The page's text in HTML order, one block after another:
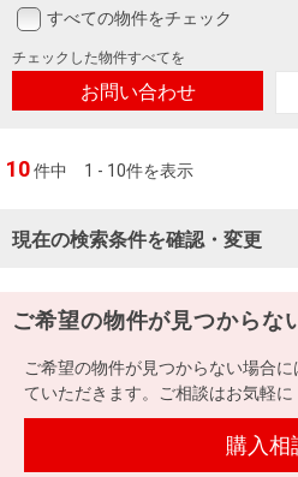
すべての物件をチェック
チェックした物件すべてを
お問い合わせ
10件中 1 - 10件を表示
現在の検索条件を確認・変更
ご希望の物件が見つからな
ご希望の物件が見つからない場合
ていただきます。ご相談はお気軽に
購入相